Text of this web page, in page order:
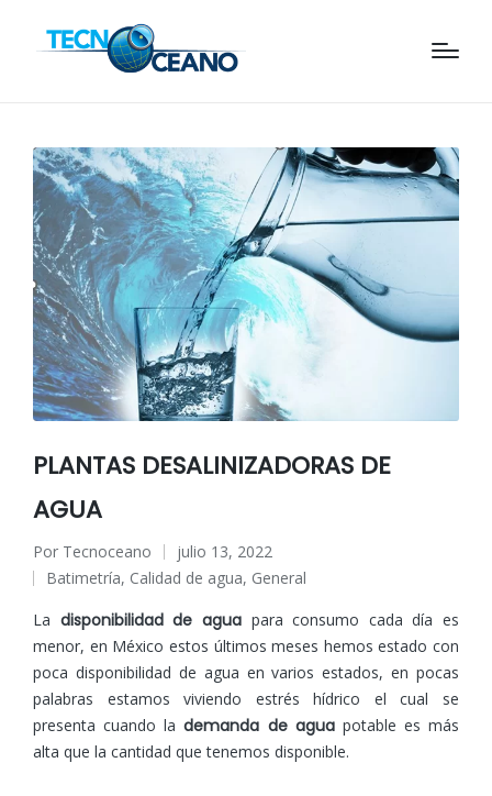
PLANTAS DESALINIZADORAS DE
AGUA
Publicado
por
Por Tecnoceano
julio 13, 2022
Publicado
en
Batimetría, Calidad de agua, General
La disponibilidad de aguapara consumo cada día es
menor, en México estos últimos meses hemos estado con
poca disponibilidad de agua en varios estados, en pocas
palabras estamos viviendo estrés hídrico el cual se
presenta cuando lademanda de aguapotable es más
alta que la cantidad que tenemos disponible.